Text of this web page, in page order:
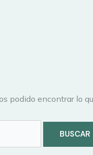
podido encontrar lo